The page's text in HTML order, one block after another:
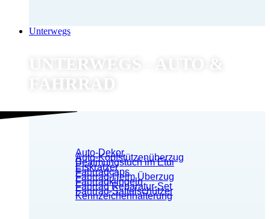
Unterwegs
UNTERWEGS - AUTO &
FAHRRAD
Auto-Dekor
Auto-Kopfstützenüberzug
Beatmungstuch im Etui
Eiskratzer
Fahrradcaps
Fahrrad-Helm Überzug
Fahrradklingeln
Fahrrad Reparatur-Set
Fahrrad-Sattelschützer
Kennzeichenhalterung